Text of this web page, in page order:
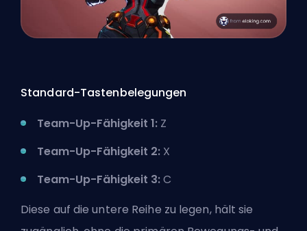
Standard-Tastenbelegungen
Team-Up-Fähigkeit 1: Z
Team-Up-Fähigkeit 2: X
Team-Up-Fähigkeit 3:C
Diese auf die untere Reihe zu legen, hält sie